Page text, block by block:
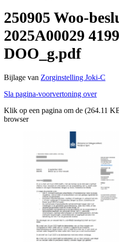
250905 Woo-
2025A00029
DOO_g.pdf
Bijlage van Zorginstelling Joki-C
Sla pagina-voorvertoning over
Klik op een pagina om de (264.11
browser